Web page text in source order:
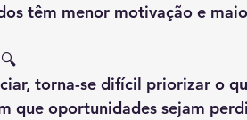
têm menor motivação e
🔍
torna-se difícil priorizar o
que oportunidades sejam